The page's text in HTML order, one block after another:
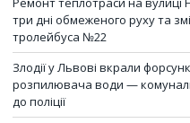
три дні обмеженого руху та
тролейбуса №22
Злодії у Львові вкрали
розпилювача води —
до поліції